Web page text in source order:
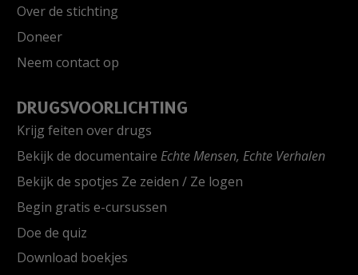
Over de stichting
Doneer
Neem contact op
DRUGSVOORLICHTING
Krijg feiten over drugs
Bekijk de documentaire Echte Mensen, Echte Verhalen
Bekijk de spotjes Ze zeiden / Ze logen
Begin gratis e-cursussen
Doe de quiz
Download boekjes